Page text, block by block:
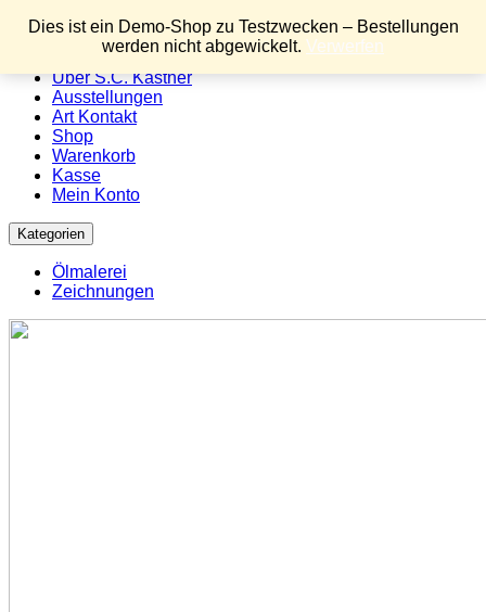
Dies ist ein Demo-Shop zu Testzwecken – Bestellungen
werden nicht abgewickelt. Verwerfen
Menu
Über S.C. Kästner
Ausstellungen
Art Kontakt
Shop
Warenkorb
Kasse
Mein Konto
Kategorien
Ölmalerei
Zeichnungen